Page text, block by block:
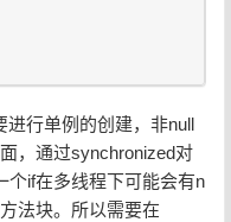
进行单例的创建，非null
，通过synchronized对
个if在多线程下可能会有n
法块。所以需要在